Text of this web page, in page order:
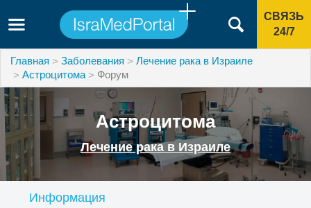
СВЯЗЬ
24/7
Главная Заболевания
Лечение рака в Израиле
Астроцитома
Форум
Астроцитома
Лечение рака в Израиле
Информация